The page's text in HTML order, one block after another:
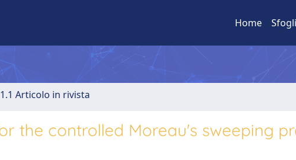
Home
1.1 Articolo in rivista
the controlled Moreau's sweeping